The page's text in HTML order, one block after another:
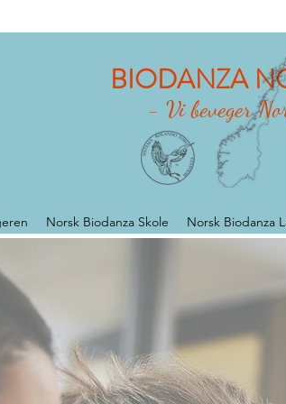
BIODANZA
- Vi beveger
Norsk Biodanza Skole Norsk Biodanza